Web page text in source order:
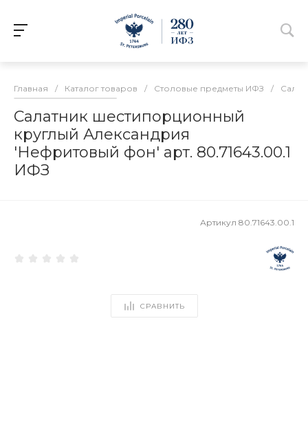
Главная / Каталог товаров / Столовые предметы ИФЗ /
Салатник шестипорционный
круглый Александрия
'Нефритовый фон' арт. 80.71643.00.1
ИФЗ
Артикул 80.71643.00.1
СРАВНИТЬ